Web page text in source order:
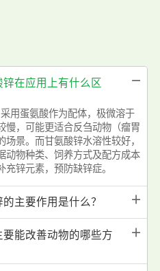
在应用上有什么区
－
用蛋氨酸作为配体，极微溶于
慢，可能更适合反刍动物（瘤胃
景。而甘氨酸锌水溶性较好，
动物种类、饲养方式及配方成本
锌元素，预防缺锌症。
主要作用是什么？ ＋
能改善动物的哪些方
＋